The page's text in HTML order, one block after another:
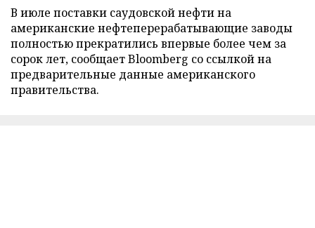
В июле поставки саудовской нефти на
американские нефтеперерабатывающие заводы
полностью прекратились впервые более чем за
сорок лет, сообщает Bloomberg со ссылкой на
предварительные данные американского
правительства.